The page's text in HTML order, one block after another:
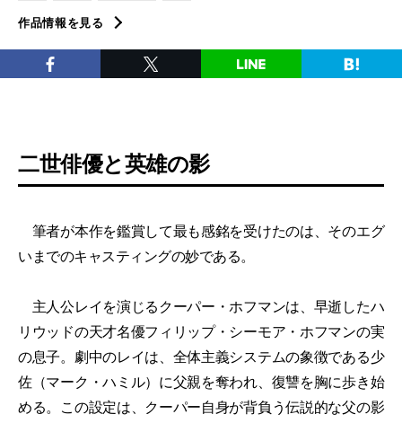
作品情報を見る
二世俳優と英雄の影
筆者が本作を鑑賞して最も感銘を受けたのは、そのエグ
いまでのキャスティングの妙である。
主人公レイを演じるクーパー・ホフマンは、早逝したハ
リウッドの天才名優フィリップ・シーモア・ホフマンの実
の息子。劇中のレイは、全体主義システムの象徴である少
佐（マーク・ハミル）に父親を奪われ、復讐を胸に歩き始
める。この設定は、クーパー自身が背負う伝説的な父の影